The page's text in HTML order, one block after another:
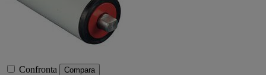
Confronta Compara